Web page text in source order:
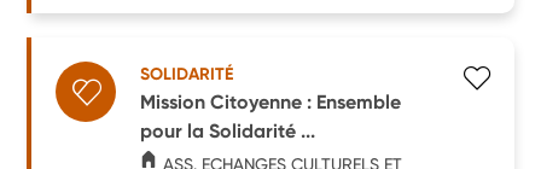
SOLIDARITÉ
Mission Citoyenne : Ensemble
pour la Solidarité ...
ASS. ECHANGES CULTURELS ET